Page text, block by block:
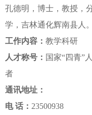
孔德明，博士，教授，
学，吉林通化辉南县人。
工作内容： 教学科研
人才称号： 国家“四青”
者
通讯地址：
电 话： 23500938